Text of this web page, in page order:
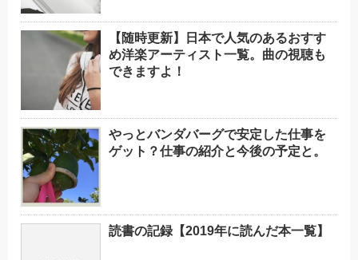
【随時更新】日本で人気のあるおすす
め洋楽アーティスト一覧。曲の視聴も
できますよ！
やっとバンダバーグで安定した仕事を
ゲット？仕事の紹介と今後の予定と。
読書の記録【2019年に読んだ本一覧】